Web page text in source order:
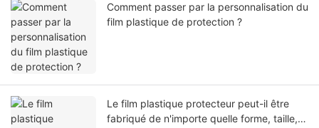
Comment passer par la personnalisation du
film plastique de protection ?
Le film plastique protecteur peut-il être
fabriqué de n'importe quelle forme, taille,